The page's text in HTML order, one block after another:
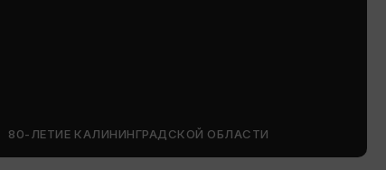
80-ЛЕТИЕ КАЛИНИНГРАДСКОЙ ОБЛАСТИ